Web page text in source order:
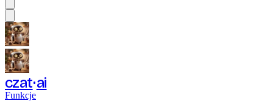
czat ai
Funkcje